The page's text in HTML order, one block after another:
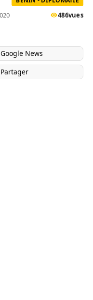
486vues
Google News
Partager